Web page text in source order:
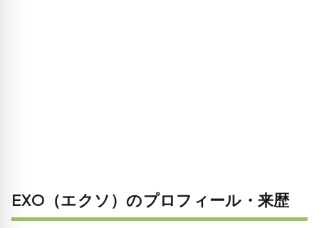
EXO（エクソ）のプロフィール・来歴